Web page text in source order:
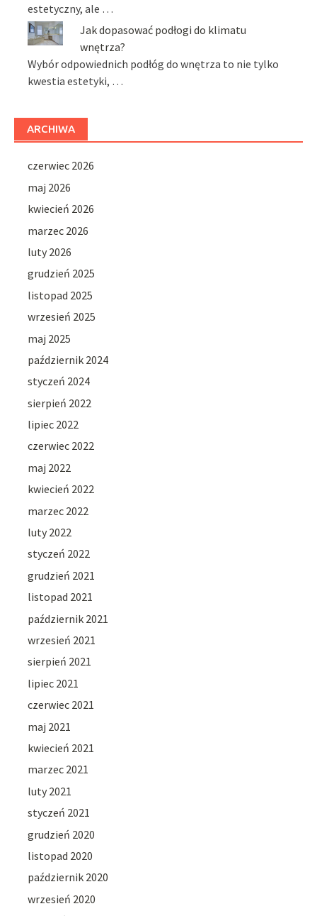
estetyczny, ale …
Jak dopasować podłogi do klimatu
wnętrza?
Wybór odpowiednich podłóg do wnętrza to nie tylko
kwestia estetyki, …
ARCHIWA
czerwiec 2026
maj 2026
kwiecień 2026
marzec 2026
luty 2026
grudzień 2025
listopad 2025
wrzesień 2025
maj 2025
październik 2024
styczeń 2024
sierpień 2022
lipiec 2022
czerwiec 2022
maj 2022
kwiecień 2022
marzec 2022
luty 2022
styczeń 2022
grudzień 2021
listopad 2021
październik 2021
wrzesień 2021
sierpień 2021
lipiec 2021
czerwiec 2021
maj 2021
kwiecień 2021
marzec 2021
luty 2021
styczeń 2021
grudzień 2020
listopad 2020
październik 2020
wrzesień 2020